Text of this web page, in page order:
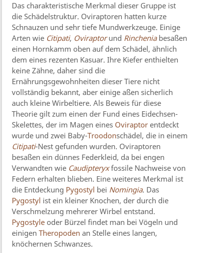
Das charakteristische Merkmal dieser Gruppe ist
die Schädelstruktur. Oviraptoren hatten kurze
Schnauzen und sehr tiefe Mundwerkzeuge. Einige
Arten wie Citipati, Oviraptorund Rincheniabesaßen
einen Hornkamm oben auf dem Schädel, ähnlich
dem eines rezenten Kasuar. Ihre Kiefer enthielten
keine Zähne, daher sind die
Ernährungsgewohnheiten dieser Tiere nicht
vollständig bekannt, aber einige aßen sicherlich
auch kleine Wirbeltiere. Als Beweis für diese
Theorie gilt zum einen der Fund eines Eidechsen-
Skelettes, der im Magen eines Oviraptor entdeckt
wurde und zwei Baby-Troodonschädel, die in einem
Citipati-Nest gefunden wurden. Oviraptoren
besaßen ein dünnes Federkleid, da bei engen
Verwandten wie Caudipteryxfossile Nachweise von
Federn erhalten blieben. Eine weiteres Merkmal ist
die Entdeckung Pygostyl bei Nomingia. Das
Pygostyl ist ein kleiner Knochen, der durch die
Verschmelzung mehrerer Wirbel entstand.
Pygostyle oder Bürzel findet man bei Vögeln und
einigenTheropoden an Stelle eines langen,
knöchernen Schwanzes.